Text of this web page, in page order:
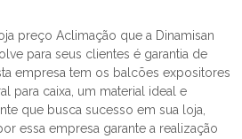
preço Aclimação que a Dinamisan
para seus clientes é garantia de
empresa tem os balcões expositores
para caixa, um material ideal e
que busca sucesso em sua loja,
essa empresa garante a realização